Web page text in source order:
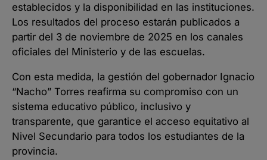
establecidos y la disponibilidad en las instituciones.
Los resultados del proceso estarán publicados a
partir del 3 de noviembre de 2025 en los canales
oficiales del Ministerio y de las escuelas.
Con esta medida, la gestión del gobernador Ignacio
“Nacho” Torres reafirma su compromiso con un
sistema educativo público, inclusivo y
transparente, que garantice el acceso equitativo al
Nivel Secundario para todos los estudiantes de la
provincia.